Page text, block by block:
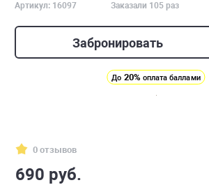
Артикул: 16097 Заказали 105 раз
Забронировать
До 20% оплата баллами
0 отзывов
690 руб.